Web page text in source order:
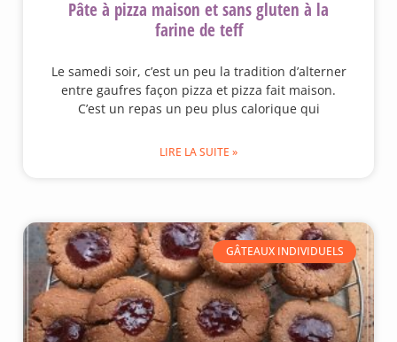
Pâte à pizza maison et sans gluten à la
farine de teff
Le samedi soir, c’est un peu la tradition d’alterner
entre gaufres façon pizza et pizza fait maison.
C’est un repas un peu plus calorique qui
LIRE LA SUITE »
GÂTEAUX INDIVIDUELS